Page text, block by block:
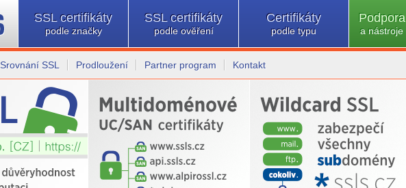
SSL certifikáty
podle značky
SSL certifikáty
podle ověření
Certifikáty
podle typu
Podpora
a nástroje
Srovnání SSL Prodloužení Partner program Kontakt